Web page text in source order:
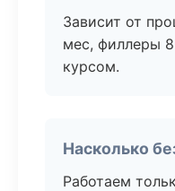
Зависит от
мес, филлеры
курсом.
Насколько
Работаем